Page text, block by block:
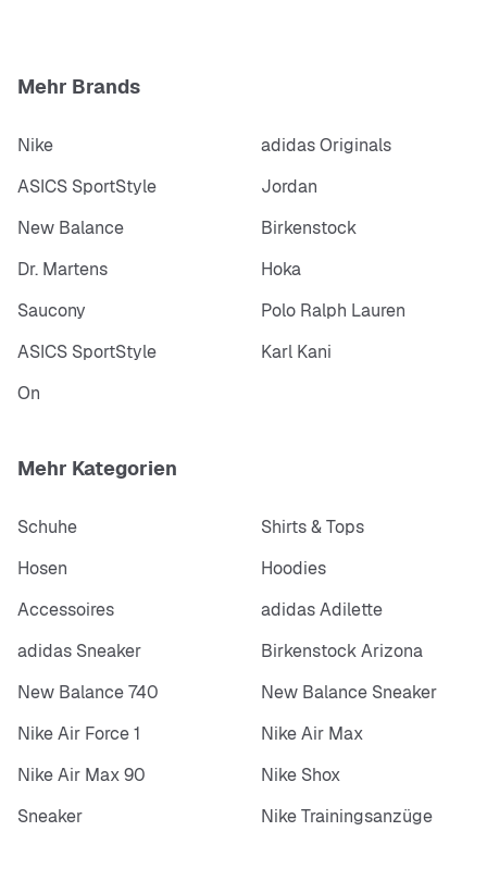
Mehr Brands
Nike
adidas Originals
ASICS SportStyle
Jordan
New Balance
Birkenstock
Dr. Martens
Hoka
Saucony
Polo Ralph Lauren
ASICS SportStyle
Karl Kani
On
Mehr Kategorien
Schuhe
Shirts & Tops
Hosen
Hoodies
Accessoires
adidas Adilette
adidas Sneaker
Birkenstock Arizona
New Balance 740
New Balance Sneaker
Nike Air Force 1
Nike Air Max
Nike Air Max 90
Nike Shox
Sneaker
Nike Trainingsanzüge